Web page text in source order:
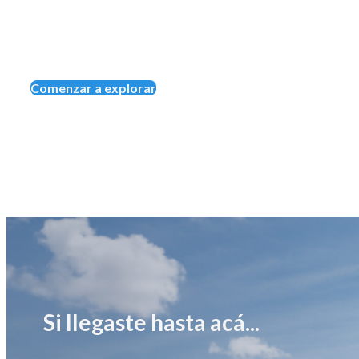
Comenzar a explorar
Si llegaste hasta acá...